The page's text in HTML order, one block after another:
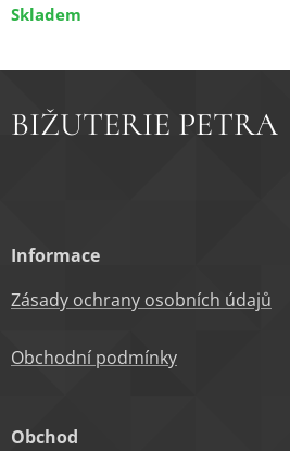
Skladem
BIŽUTERIE PETRA
Informace
Zásady ochrany osobních údajů
Obchodní podmínky
Obchod